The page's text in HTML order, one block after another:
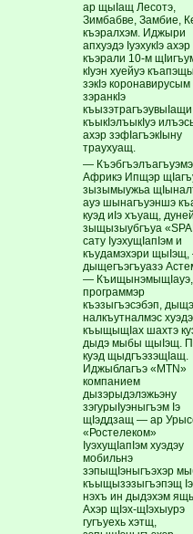
ар щыIащ Лесотэ,
Зимбабве, Замбие,
къэралхэм. Иджыри
апхуэдэ IуэхукIэ ахэр
къэрали 10-м
кIуэн хуейуэ
зэкIэ коронавирусым
зэранкIэ
къыкIэлъыкIуэ
ахэр зэфIагъэкIыну
траухуащ.
—
Африкэ Ипщэр
зызымыужьа
ауэ шынагъуэншэ
куэд иIэ хъуащ,
зыщызыубгъуа
сату IуэхущIапIэм и
къудамэхэри
дыщегъэгъуазэ
—
программэр
къэзыгъэсэбэп,
налкъутналмэс
къыщыщIах шахтэ
дыдэ мыбы щыIэщ.
куэд щыдгъэзэщIащ.
Иджыблагъэ «MTN»
компанием
дызэрыдэлэжьэну
зэгурыIуэныгъэм Iэ
щIэддзащ — ар
«Ростелеком»
IуэхущIапIэм хуэдэу
мобильнэ
зэпыщIэныгъэхэр
къыщызэзыгъэпэщ
нэхъ ин дыдэхэм
Ахэр щIэх-щIэхыурэ
гугъуехь хэтщ,